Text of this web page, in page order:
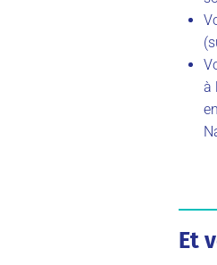
à
Et